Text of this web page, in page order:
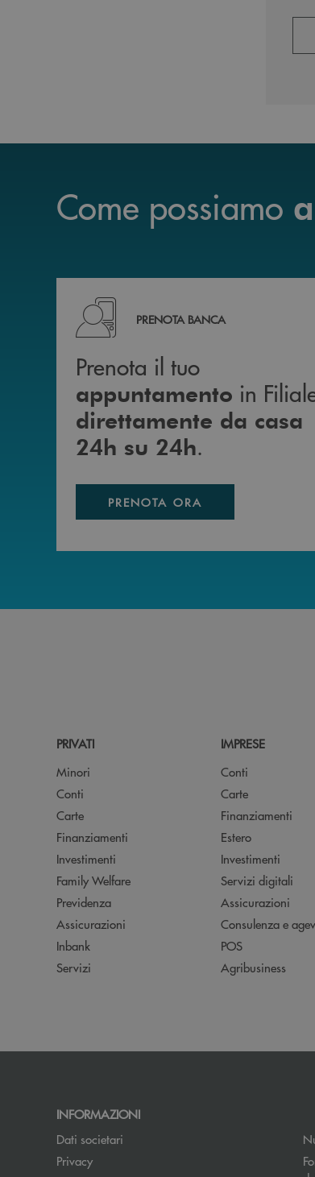
Come possiamo
Prenota il tuo appuntamento in Filiale
PRENOTA BANCA
Prenota il tuo
appuntamento in
direttamente da casa
24h su 24h.
PRENOTA ORA
PRIVATI
Minori
Conti
Carte
Finanziamenti
Investimenti
Family Welfare
Previdenza
Assicurazioni
Inbank
Servizi
IMPRESE
Conti
Carte
Finanziamenti
Estero
Investimenti
Servizi digitali
Assicurazioni
Consulenza e
POS
Agribusiness
INFORMAZIONI
Dati societari
PrivacyApre una nuova finestra